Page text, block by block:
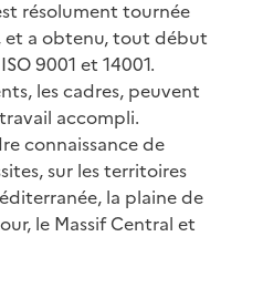
résolument tournée
et a obtenu, tout début
9001 et 14001.
les cadres, peuvent
accompli.
connaissance de
sur les territoires
la plaine de
le Massif Central et